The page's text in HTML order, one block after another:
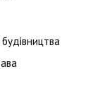
будівництва